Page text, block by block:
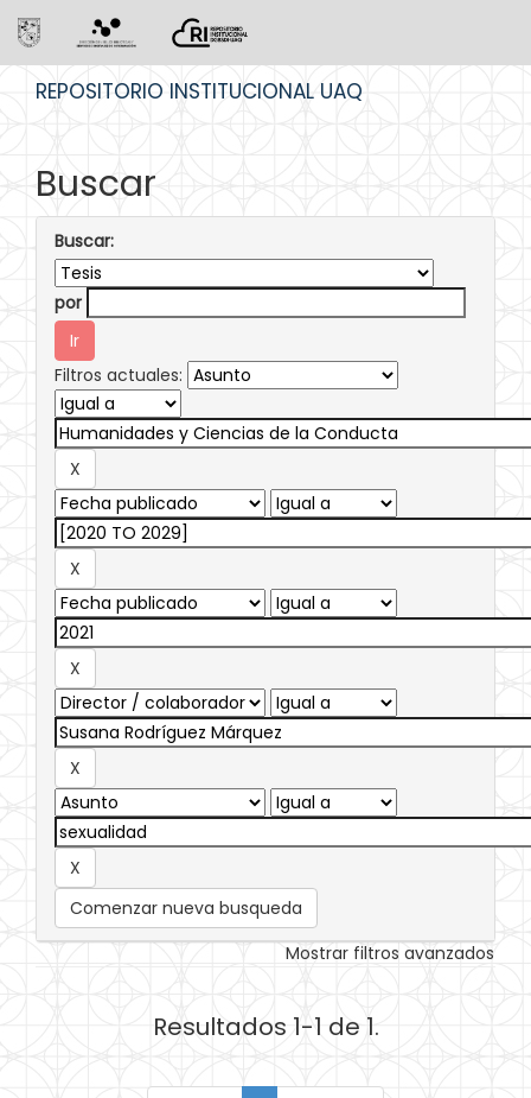
REPOSITORIO INSTITUCIONAL UAQ
Buscar
Buscar:
por
Filtros actuales:
Comenzar nueva busqueda
Mostrar filtros avanzados
Resultados 1-1 de 1.